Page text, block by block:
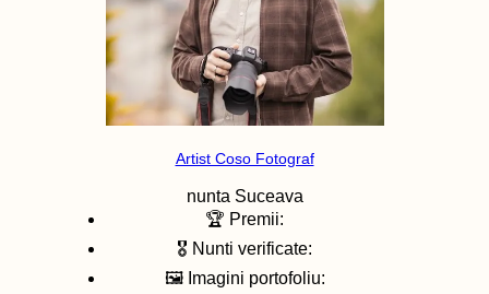
Artist Coso Fotograf
nunta Suceava
🏆 Premii:
🎖️ Nunti verificate:
🖼️ Imagini portofoliu: